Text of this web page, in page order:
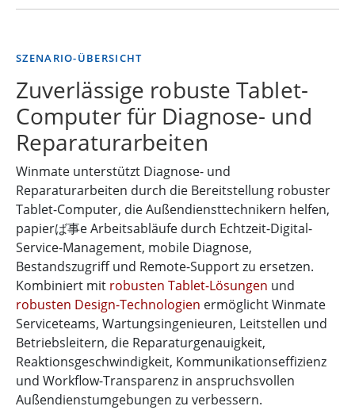
SZENARIO-ÜBERSICHT
Zuverlässige robuste Tablet-
Computer für Diagnose- und
Reparaturarbeiten
Winmate unterstützt Diagnose- und
Reparaturarbeiten durch die Bereitstellung robuster
Tablet-Computer, die Außendiensttechnikern helfen,
papierば事e Arbeitsabläufe durch Echtzeit-Digital-
Service-Management, mobile Diagnose,
Bestandszugriff und Remote-Support zu ersetzen.
Kombiniert mit robusten Tablet-Lösungen und
robusten Design-Technologien ermöglicht Winmate
Serviceteams, Wartungsingenieuren, Leitstellen und
Betriebsleitern, die Reparaturgenauigkeit,
Reaktionsgeschwindigkeit, Kommunikationseffizienz
und Workflow-Transparenz in anspruchsvollen
Außendienstumgebungen zu verbessern.